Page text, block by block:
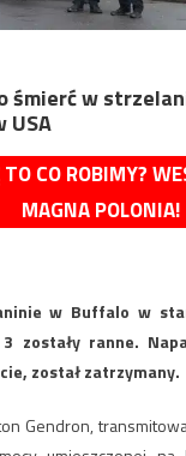
śmierć w
USA
CO ROBIMY?
MAGNA POLONIA!
w Buffalo w
zostały ranne.
został zatrzymany.
Gendron,